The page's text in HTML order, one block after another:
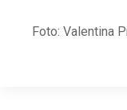
Foto: Valentina